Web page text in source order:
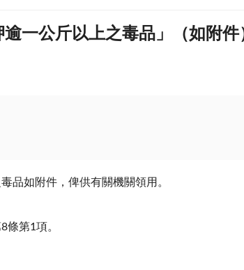
一公斤以上之毒品」（如附
品如附件，俾供有關機關領用。
8條第1 項。